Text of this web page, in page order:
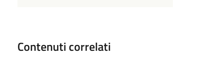
Contenuti correlati